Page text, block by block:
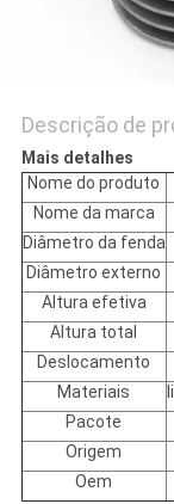
Descrição de
Mais detalhes
Nome do produto
Nome da marca
Diâmetro da fenda
Diâmetro externo
Altura efetiva
Altura total
Deslocamento
Materiais
Pacote
Origem
Oem